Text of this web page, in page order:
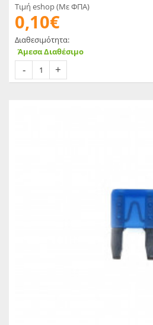
Τιμή eshop (Με ΦΠΑ)
0,10€
Διαθεσιμότητα:
Άμεσα Διαθέσιμο